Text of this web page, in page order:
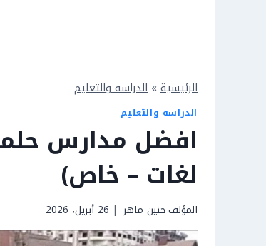
الرئيسية » الدراسه والتعليم
الدراسه والتعليم
لغات – خاص)
المؤلفحنين ماهر 26 أبريل، 2026